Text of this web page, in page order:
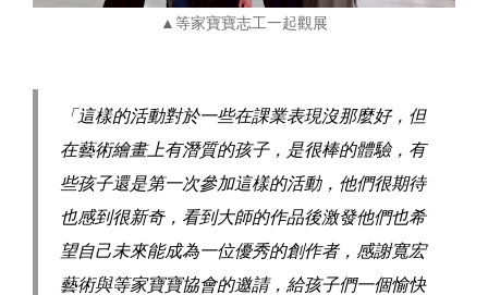
▲等家寶寶志工一起觀展
「這樣的活動對於一些在課業表現沒那麼好，但
在藝術繪畫上有潛質的孩子，是很棒的體驗，有
些孩子還是第一次參加這樣的活動，他們很期待
也感到很新奇，看到大師的作品後激發他們也希
望自己未來能成為一位優秀的創作者，感謝寬宏
藝術與等家寶寶協會的邀請，給孩子們一個愉快